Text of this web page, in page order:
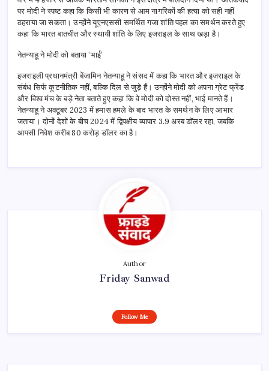
पर मोदी ने स्पष्ट कहा कि किसी भी कारण से आम नागरिकों की हत्या को सही नहीं
ठहराया जा सकता। उन्होंने यूएनएससी समर्थित गजा शांति पहल का समर्थन करते हुए
कहा कि भारत बातचीत और स्थायी शांति के लिए इजराइल के साथ खड़ा है।
नेतन्याहू ने मोदी को बताया ‘भाई’
इजराइली प्रधानमंत्री बेंजामिन नेतन्याहू ने संसद में कहा कि भारत और इजराइल के
संबंध सिर्फ कूटनीतिक नहीं, बल्कि दिल से जुड़े हैं। उन्होंने मोदी को अपना ग्रेट फ्रेंड
और विश्व मंच के बड़े नेता बताते हुए कहा कि वे मोदी को दोस्त नहीं, भाई मानते हैं।
नेतन्याहू ने अक्टूबर 2023 में हमास हमले के बाद भारत के समर्थन के लिए आभार
जताया। दोनों देशों के बीच 2024 में द्विपक्षीय व्यापार 3.9 अरब डॉलर रहा, जबकि
आपसी निवेश करीब 80 करोड़ डॉलर का है।
Author
Friday Sanwad
Follow Me